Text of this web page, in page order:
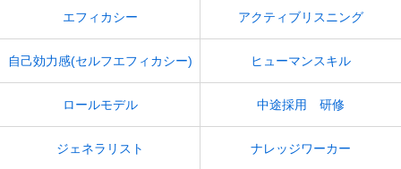
エフィカシー アクティブリスニング
自己効力感(セルフエフィカシー) ヒューマンスキル
ロールモデル 中途採用 研修
ジェネラリスト ナレッジワーカー